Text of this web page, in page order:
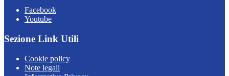
Facebook
Youtube
Sezione Link Utili
Cookie policy
Note legali